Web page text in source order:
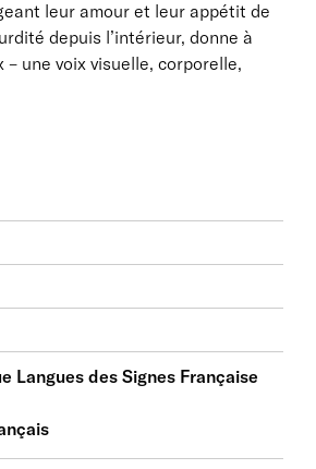
leur amour et leur appétit de
depuis l’intérieur, donne à
– une voix visuelle, corporelle,
depuis longtemps. Le
de faire depuis plus de 20 ans
mon frère Christian et à la Langue
avons apprise ensemble quand
Sa spatialité et son engagement
articulé mes mises en
influencé ma manière même
»).
Langues des Signes Française